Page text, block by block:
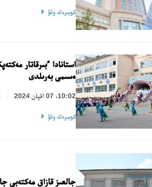
كوبىرەك وقۋ
استانادا ءبىرقاتار
ەسىمى بەرىلدى
10:02، 07 اقپان 2024
كوبىرەك وقۋ
جالعىز قازاق مەكتەبى